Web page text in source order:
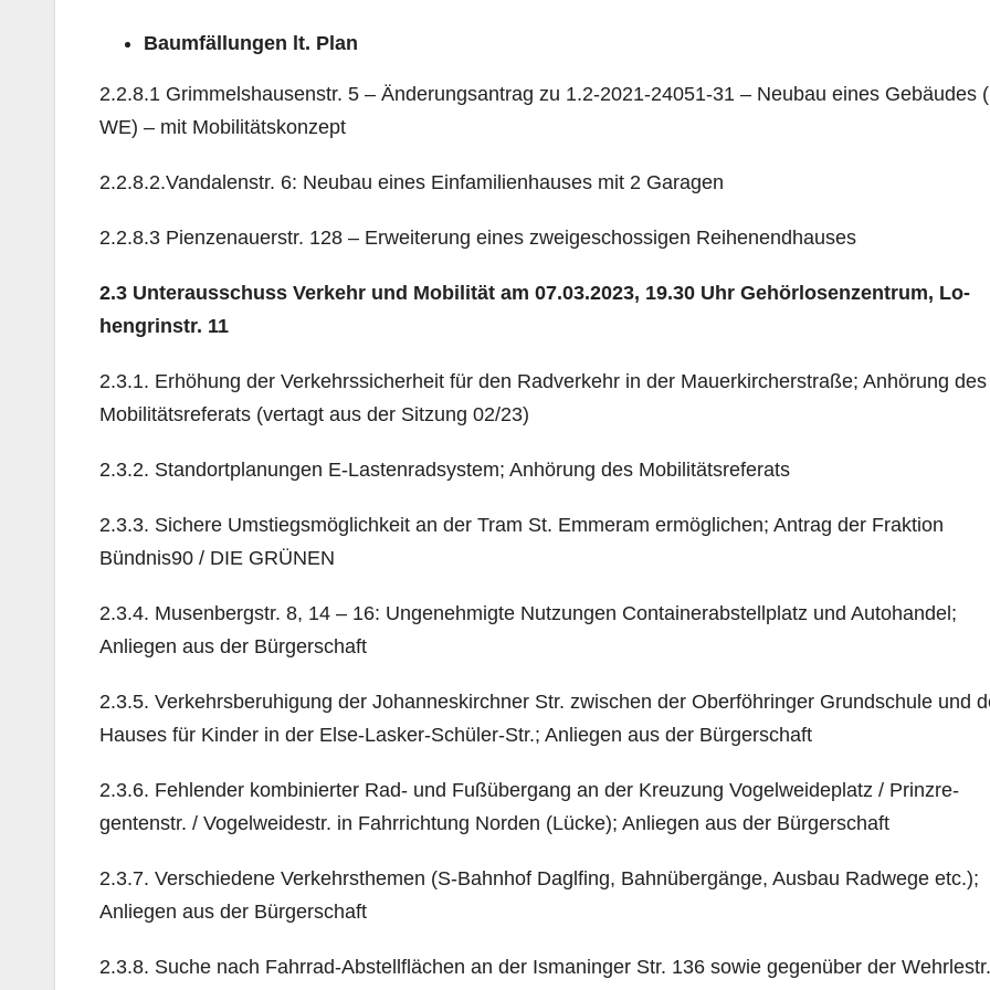
Baumfällungen lt. Plan
2.2.8.1 Grimmelshausenstr. 5 – Änderungsantrag zu 1.2-2021-24051-31 – Neubau eines Gebäudes
WE) – mit Mobilitätskonzept
2.2.8.2.Vandalenstr. 6: Neubau eines Einfamilienhauses mit 2 Garagen
2.2.8.3 Pienzenauerstr. 128 – Erweiterung eines zweigeschossigen Reihenendhauses
2.3 Unterausschuss Verkehr und Mobilität am 07.03.2023, 19.30 Uhr Gehörlosenzentrum, Lo­
hengrinstr. 11
2.3.1. Erhöhung der Verkehrssicherheit für den Radverkehr in der Mauerkircherstraße; Anhörung des
Mobilitätsreferats (vertagt aus der Sitzung 02/23)
2.3.2. Standortplanungen E-Lastenradsystem; Anhörung des Mobilitätsreferats
2.3.3. Sichere Umstiegsmöglichkeit an der Tram St. Emmeram ermöglichen; Antrag der Fraktion
Bündnis90 / DIE GRÜNEN
2.3.4. Musenbergstr. 8, 14 – 16: Ungenehmigte Nutzungen Containerabstellplatz und Autohandel;
Anliegen aus der Bürgerschaft
2.3.5. Verkehrsberuhigung der Johanneskirchner Str. zwischen der Oberföhringer Grundschule und
Hauses für Kinder in der Else-Lasker-Schüler-Str.; Anliegen aus der Bürgerschaft
2.3.6. Fehlender kombinierter Rad- und Fußübergang an der Kreuzung Vogelweideplatz / Prinzre­
gentenstr. / Vogelweidestr. in Fahrrichtung Norden (Lücke); Anliegen aus der Bürgerschaft
2.3.7. Verschiedene Verkehrsthemen (S-Bahnhof Daglfing, Bahnübergänge, Ausbau Radwege etc.);
Anliegen aus der Bürgerschaft
2.3.8. Suche nach Fahrrad-Abstellflächen an der Ismaninger Str. 136 sowie gegenüber der